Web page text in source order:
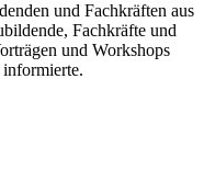
und Fachkräften aus
Fachkräfte und
und Workshops